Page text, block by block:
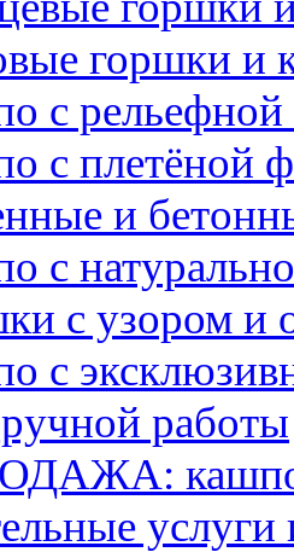
горшки и
с рельефной
с плетёной
и
с
с узором и
с
работы
кашпо
услуги